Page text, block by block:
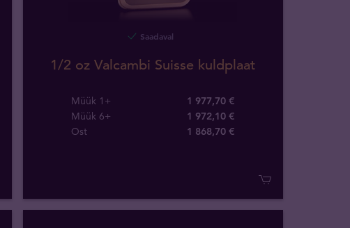
Saadaval
1/2 oz Valcambi Suisse kuldplaat
Müük 1+
1 977,70 €
Müük 6+
1 972,10 €
Ost
1 868,70 €